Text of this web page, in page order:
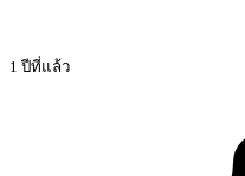
1 ปีที่แล้ว